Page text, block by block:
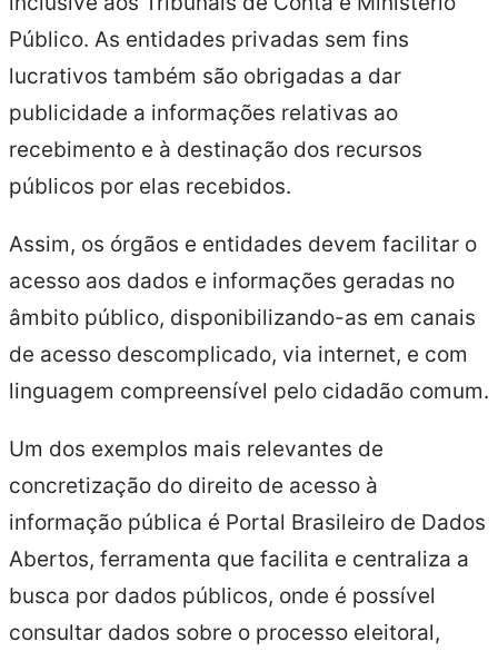
Público. As entidades privadas sem fins
lucrativos também são obrigadas a dar
publicidade a informações relativas ao
recebimento e à destinação dos recursos
públicos por elas recebidos.
Assim, os órgãos e entidades devem facilitar o
acesso aos dados e informações geradas no
âmbito público, disponibilizando-as em canais
de acesso descomplicado, via internet, e com
linguagem compreensível pelo cidadão comum.
Um dos exemplos mais relevantes de
concretização do direito de acesso à
informação pública é Portal Brasileiro de Dados
Abertos, ferramenta que facilita e centraliza a
busca por dados públicos, onde é possível
consultar dados sobre o processo eleitoral,